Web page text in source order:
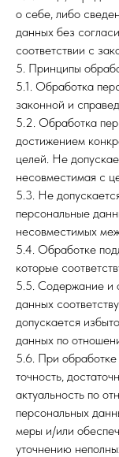
о себе, либо
данных без
соответствии с
5. Принципы
5.1. Обработка
законной и
5.2. Обработка
достижением
целей. Не
несовместимая с
5.3. Не
персональные
несовместимых
5.4. Обработке
которые
5.5. Содержание и
данных
допускается
данных по
5.6. При
точность,
актуальность по
персональных
меры и/или
уточнению